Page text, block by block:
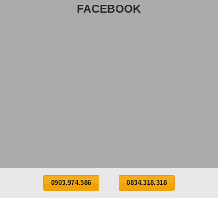
FACEBOOK
0903.974.586 0834.318.318